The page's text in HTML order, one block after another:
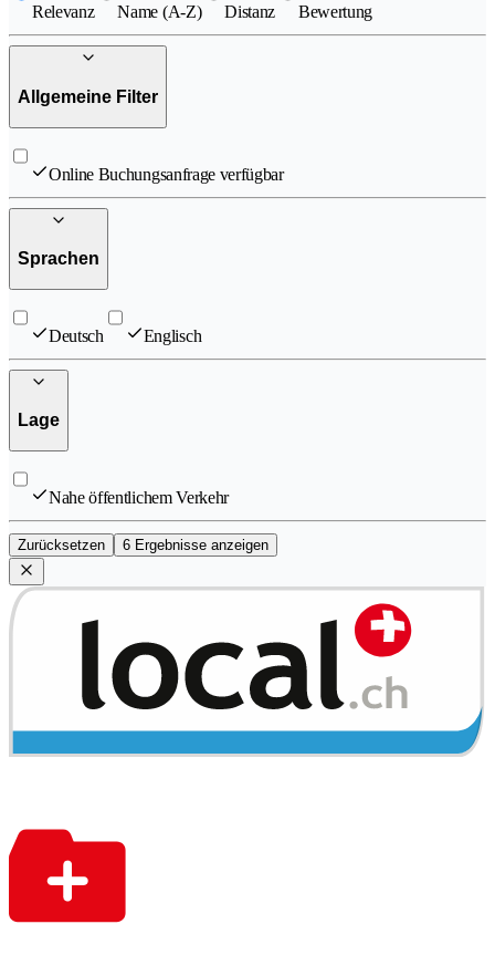
Relevanz Name (A-Z) Distanz Bewertung
Allgemeine Filter
Online Buchungsanfrage verfügbar
Sprachen
Deutsch Englisch
Lage
Nahe öffentlichem Verkehr
Zurücksetzen 6 Ergebnisse anzeigen